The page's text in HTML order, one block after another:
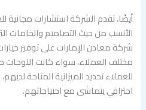
أيضًا، تقدم الشركة استشارات مجانية
الأنسب من حيث التصاميم والخامات
شركة معادن الإمارات على توفير
مختلف العملاء، سواء كانت اللوحات
للعملاء تحديد الميزانية المتاحة
احترافي يتماشى مع احتياجاتهم.